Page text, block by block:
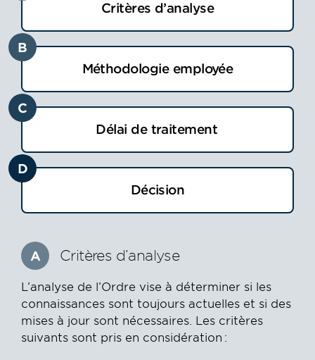
Critères d’analyse
B
Méthodologie employée
C
Délai de traitement
D
Décision
A Critères d’analyse
L’analyse de l’Ordre vise à déterminer si les
connaissances sont toujours actuelles et si des
mises à jour sont nécessaires. Les critères
suivants sont pris en considération :